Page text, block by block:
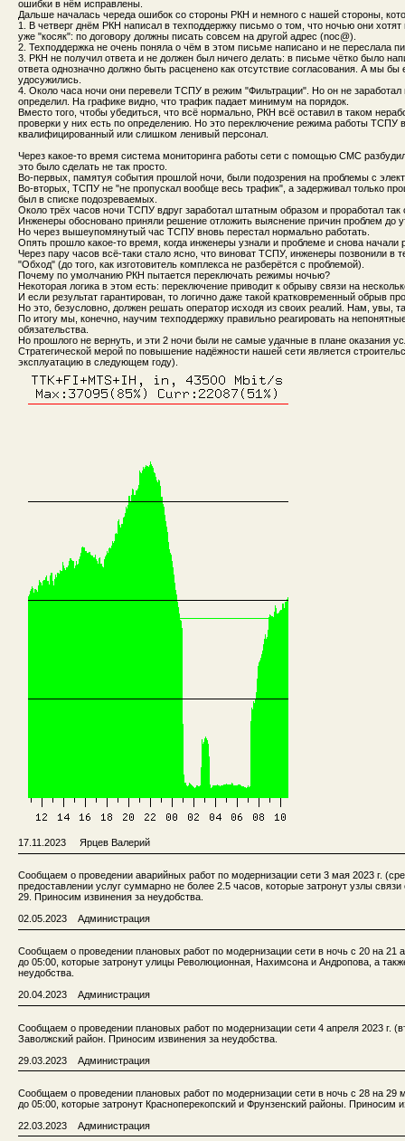
ошибки в нём исправлены.
Дальше началась череда ошибок со стороны РКН и немного с нашей стороны,
1. В четверг днём РКН написал в техподдержку письмо о том, что ночью они
уже "косяк": по договору должны писать совсем на другой адрес (noc@).
2. Техподдержка не очень поняла о чём в этом письме написано и не переслала
3. РКН не получил ответа и не должен был ничего делать: в письме чётко было
ответа однозначно должно быть расценено как отсутствие согласования. А мы
удосужились.
4. Около часа ночи они перевели ТСПУ в режим "Фильтрации". Но он не
определил. На графике видно, что трафик падает минимум на порядок.
Вместо того, чтобы убедиться, что всё нормально, РКН всё оставил в таком
проверки у них есть по определению. Но это переключение режима работы ТСПУ
квалифицированный или слишком ленивый персонал.
Через какое-то время система мониторинга работы сети с помощью СМС
это было сделать не так просто.
Во-первых, памятуя события прошлой ночи, были подозрения на проблемы с
Во-вторых, ТСПУ не "не пропускал вообще весь трафик", а задерживал только
был в списке подозреваемых.
Около трёх часов ночи ТСПУ вдруг заработал штатным образом и проработал так
Инженеры обосновано приняли решение отложить выяснение причин проблем до
Но через вышеупомянутый час ТСПУ вновь перестал нормально работать.
Опять прошло какое-то время, когда инженеры узнали и проблеме и снова начали
Через пару часов всё-таки стало ясно, что виноват ТСПУ, инженеры позвонили в
"Обход" (до того, как изготовитель комплекса не разберётся с проблемой).
Почему по умолчанию РКН пытается переключать режимы ночью?
Некоторая логика в этом есть: переключение приводит к обрыву связи на
И если результат гарантирован, то логично даже такой кратковременный обрыв
Но это, безусловно, должен решать оператор исходя из своих реалий. Нам, увы,
По итогу мы, конечно, научим техподдержку правильно реагировать на
обязательства.
Но прошлого не вернуть, и эти 2 ночи были не самые удачные в плане оказания
Стратегической мерой по повышение надёжности нашей сети является
эксплуатацию в следующем году).
17.11.2023 Ярцев Валерий
Сообщаем о проведении аварийных работ по модернизации сети 3 мая 2023 г.
предоставлении услуг суммарно не более 2.5 часов, которые затронут узлы
29. Приносим извинения за неудобства.
02.05.2023 Администрация
Сообщаем о проведении плановых работ по модернизации сети в ночь с 20 на 21
до 05:00, которые затронут улицы Революционная, Нахимсона и Андропова, а
неудобства.
20.04.2023 Администрация
Сообщаем о проведении плановых работ по модернизации сети 4 апреля 2023 г.
Заволжский район. Приносим извинения за неудобства.
29.03.2023 Администрация
Сообщаем о проведении плановых работ по модернизации сети в ночь с 28 на 29
до 05:00, которые затронут Красноперекопский и Фрунзенский районы. Приносим
22.03.2023 Администрация